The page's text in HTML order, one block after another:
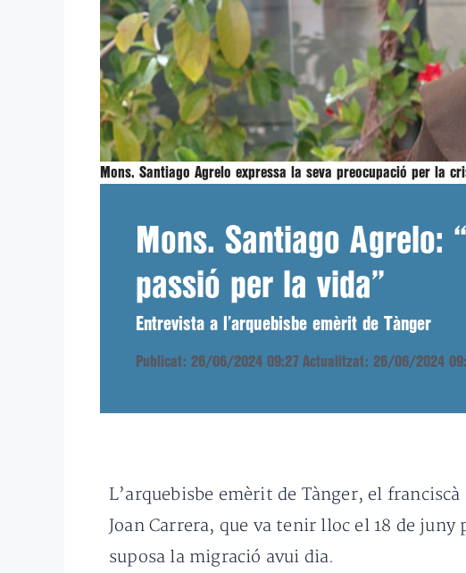
Mons. Santiago Agrelo expressa la seva preocupació per la
Mons. Santiago Agrelo:
passió per la vida”
Entrevista a l’arquebisbe emèrit de Tànger
Publicat: 26/06/2024 09:27 Actualitzat: 26/06/2024
L’arquebisbe emèrit de Tànger, el
Joan Carrera, que va tenir lloc el 18 de
suposa la migració avui dia.